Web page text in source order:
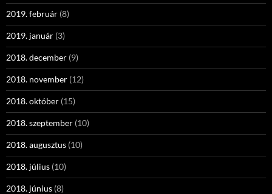
2019. február (8)
2019. január (3)
2018. december (9)
2018. november (12)
2018. október (15)
2018. szeptember (10)
2018. augusztus (10)
2018. július (10)
2018. június (8)